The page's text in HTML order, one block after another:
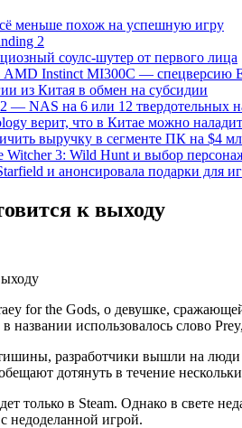
меньше похож на успешную игру
2
соулс-шутер от первого лица
AMD Instinct MI300C — спецверсию
из Китая в обмен на субсидии
— NAS на 6 или 12 твердотельных
верит, что в Китае можно
выручку в сегменте ПК на $4
Witcher 3: Wild Hunt и выбор
и анонсировала подарки для
к выходу
for the Gods, о девушке,
в названии использовалось слово
разработчики вышли на люди с
дотянуть в течение
только в Steam. Однако в свете
недоделанной игрой.